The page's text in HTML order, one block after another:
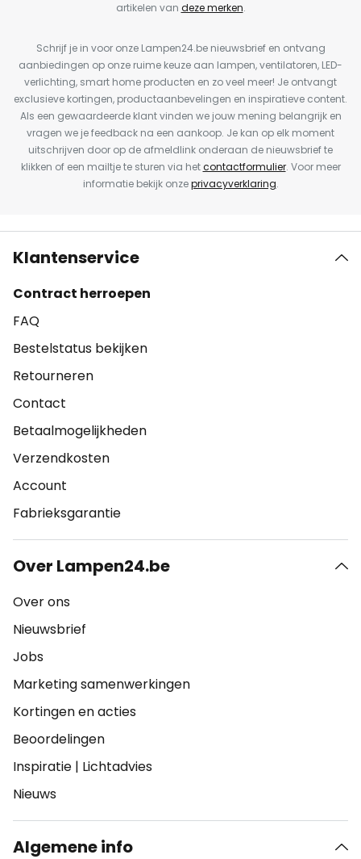
artikelen van deze merken.
Schrijf je in voor onze Lampen24.be nieuwsbrief en ontvang
aanbiedingen op onze ruime keuze aan lampen, ventilatoren, LED-
verlichting, smart home producten en zo veel meer! Je ontvangt
exclusieve kortingen, productaanbevelingen en inspiratieve content.
Als een gewaardeerde klant vinden we jouw mening belangrijk en
vragen we je feedback na een aankoop. Je kan op elk moment
uitschrijven door op de afmeldlink onderaan de nieuwsbrief te
klikken of een mailtje te sturen via hetcontactformulier. Voor meer
informatie bekijk onzeprivacyverklaring.
Klantenservice
Contract herroepen
FAQ
Bestelstatus bekijken
Retourneren
Contact
Betaalmogelijkheden
Verzendkosten
Account
Fabrieksgarantie
Over Lampen24.be
Over ons
Nieuwsbrief
Jobs
Marketing samenwerkingen
Kortingen en acties
Beoordelingen
Inspiratie | Lichtadvies
Nieuws
Algemene info